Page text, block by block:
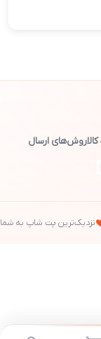
روش‌های ارسال
نزدیک‌ترین پت شاپ به شما